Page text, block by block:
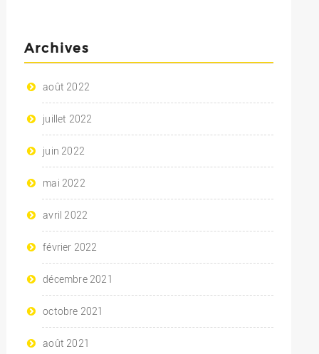
Archives
août 2022
juillet 2022
juin 2022
mai 2022
avril 2022
février 2022
décembre 2021
octobre 2021
août 2021